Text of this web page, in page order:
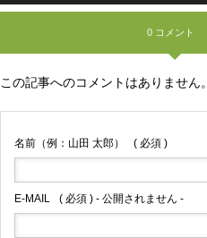
0 コメント
この記事へのコメントはありません。
名前（例：山田 太郎） ( 必須 )
E-MAIL ( 必須 ) - 公開されません -